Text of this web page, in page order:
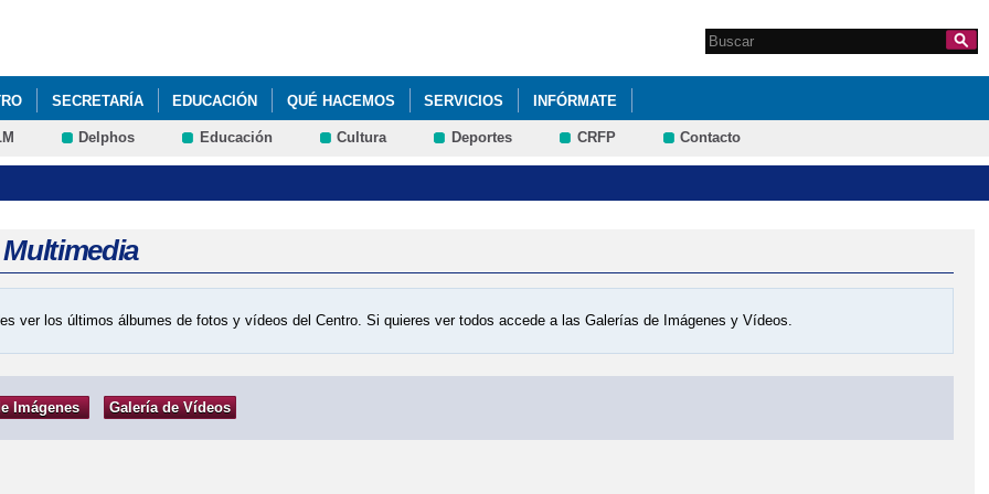
Formulario de
Search this site
SECRETARÍA EDUCACIÓN QUÉ HACEMOS SERVICIOS INFÓRMATE
Delphos Educación Cultura Deportes CRFP Contacto
Multimedia
ver los últimos álbumes de fotos y vídeos del Centro. Si quieres ver todos accede a las Galerías de Imágenes y Vídeos.
Imágenes Galería de Vídeos